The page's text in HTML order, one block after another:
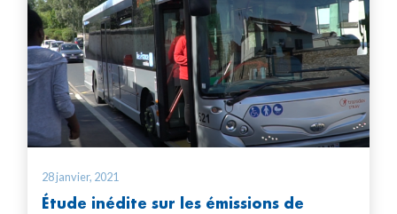
28 janvier, 2021
Étude inédite sur les émissions de